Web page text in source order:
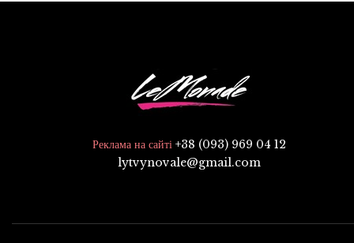
Реклама на сайті +38 (093) 969 04 12
lytvynovale@gmail.com